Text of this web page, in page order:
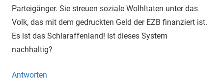
Parteigänger. Sie streuen soziale Wolhltaten unter das
Volk, das mit dem gedruckten Geld der EZB finanziert ist.
Es ist das Schlaraffenland! Ist dieses System
nachhaltig?
Antworten